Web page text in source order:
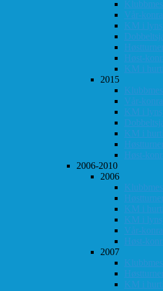
Vår-
KM i
Høst-
KM i
2015
Vår-
KM i
KM i
Høst-
2006-2010
2006
KM i
KM i
Vår-
Høst-
2007
KM i